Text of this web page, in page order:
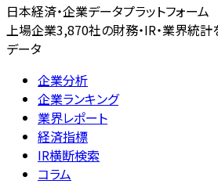
日本経済・企業データプラットフォーム
上場企業3,870社の財務・IR・業界統計
データ
企業分析
企業ランキング
業界レポート
経済指標
IR横断検索
コラム